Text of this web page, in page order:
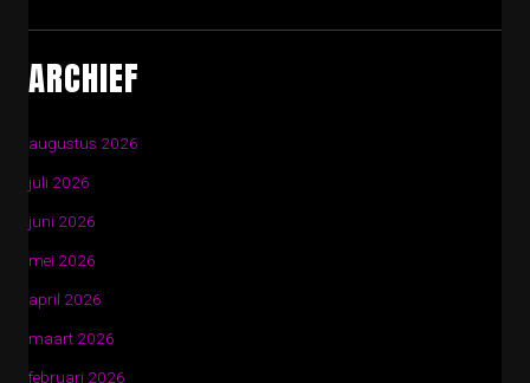
ARCHIEF
augustus 2026
juli 2026
juni 2026
mei 2026
april 2026
maart 2026
februari 2026